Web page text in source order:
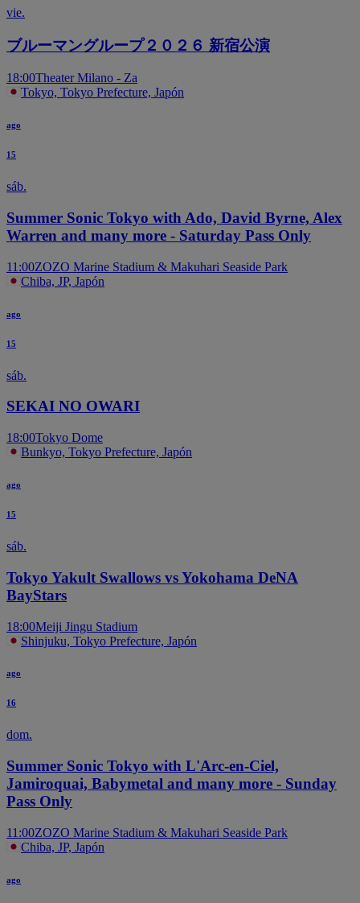
vie.
ブルーマングループ２０２６ 新宿公演
18:00Theater Milano - Za
Tokyo, Tokyo Prefecture, Japón
ago
15
sáb.
Summer Sonic Tokyo with Ado, David Byrne, Alex
Warren and many more - Saturday Pass Only
11:00ZOZO Marine Stadium & Makuhari Seaside Park
Chiba, JP, Japón
ago
15
sáb.
SEKAI NO OWARI
18:00Tokyo Dome
Bunkyo, Tokyo Prefecture, Japón
ago
15
sáb.
Tokyo Yakult Swallows vs Yokohama DeNA
BayStars
18:00Meiji Jingu Stadium
Shinjuku, Tokyo Prefecture, Japón
ago
16
dom.
Summer Sonic Tokyo with L'Arc-en-Ciel,
Jamiroquai, Babymetal and many more - Sunday
Pass Only
11:00ZOZO Marine Stadium & Makuhari Seaside Park
Chiba, JP, Japón
ago